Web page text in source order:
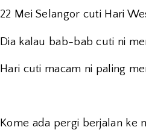
22 Mei Selangor cuti Hari
Dia kalau bab-bab cuti ni
Hari cuti macam ni paling
Kome ada pergi berjalan ke